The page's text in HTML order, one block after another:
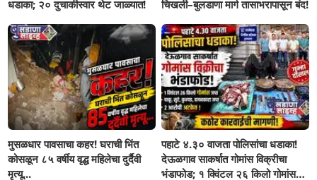
धडाका; २० दुचाकीस्वार थेट जाळ्यात!
चिखली–बुलडाणा मार्ग तासाभरापासून बंद!
मुसळधार पावसाचा कहर! घराची भिंत
कोसळून ८५ वर्षीय वृद्ध महिलेचा दुर्दैवी
मृत्यू...
पहाटे ४.३० वाजता पोलिसांचा धडाका!
देऊळगाव साकर्षात गोमांस विक्रीचा
भंडाफोड; १ क्विंटल २६ किलो गोमांस